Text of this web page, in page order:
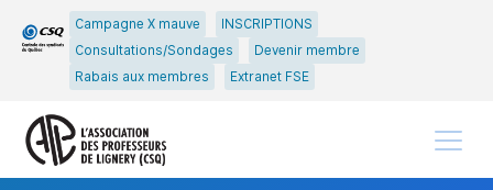
Passer
au
principal
Passer
au
Campagne X mauve
INSCRIPTIONS
Consultations/Sondages
Devenir membre
Rabais aux membres
Extranet FSE